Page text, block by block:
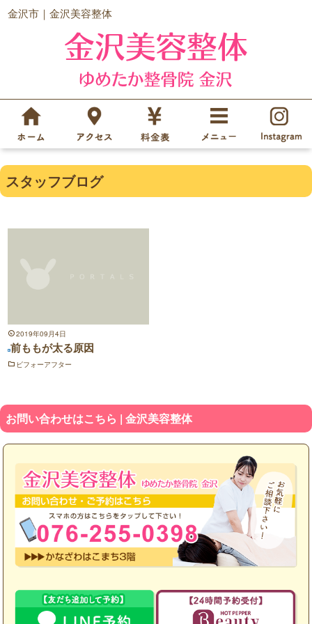
金沢市｜金沢美容整体
スタッフブログ
2019年09月4日
前ももが太る原因
ビフォーアフター
お問い合わせはこちら | 金沢美容整体